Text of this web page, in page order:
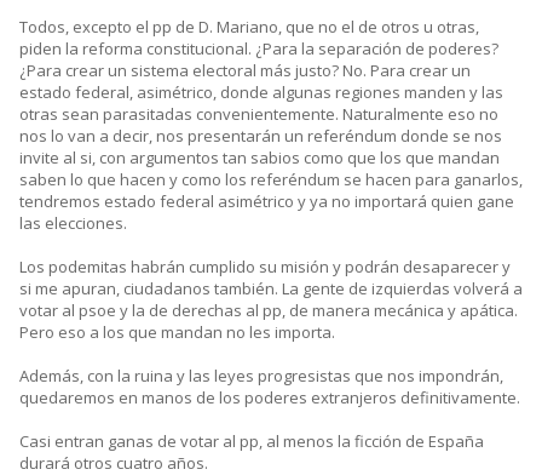
Todos, excepto el pp de D. Mariano, que no el de otros u otras,
piden la reforma constitucional. ¿Para la separación de poderes?
¿Para crear un sistema electoral más justo? No. Para crear un
estado federal, asimétrico, donde algunas regiones manden y las
otras sean parasitadas convenientemente. Naturalmente eso no
nos lo van a decir, nos presentarán un referéndum donde se nos
invite al si, con argumentos tan sabios como que los que mandan
saben lo que hacen y como los referéndum se hacen para ganarlos,
tendremos estado federal asimétrico y ya no importará quien gane
las elecciones.
Los podemitas habrán cumplido su misión y podrán desaparecer y
si me apuran, ciudadanos también. La gente de izquierdas volverá a
votar al psoe y la de derechas al pp, de manera mecánica y apática.
Pero eso a los que mandan no les importa.
Además, con la ruina y las leyes progresistas que nos impondrán,
quedaremos en manos de los poderes extranjeros definitivamente.
Casi entran ganas de votar al pp, al menos la ficción de España
durará otros cuatro años.